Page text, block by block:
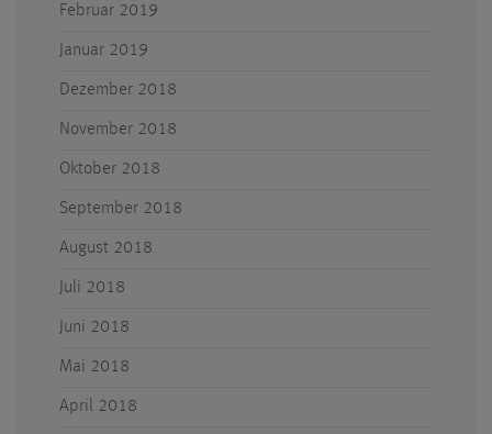
Februar 2019
Januar 2019
Dezember 2018
November 2018
Oktober 2018
September 2018
August 2018
Juli 2018
Juni 2018
Mai 2018
April 2018